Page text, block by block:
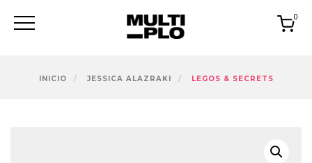
INICIO JESSICA ALAZRAKI LEGOS & SECRETS
0